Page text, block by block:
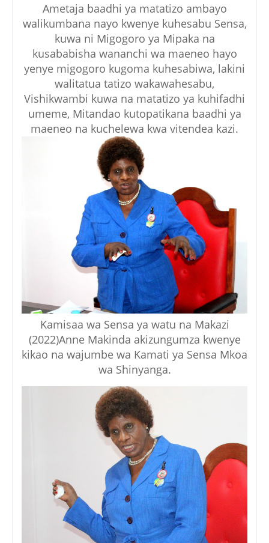
Ametaja baadhi ya matatizo ambayo
walikumbana nayo kwenye kuhesabu Sensa,
kuwa ni Migogoro ya Mipaka na
kusababisha wananchi wa maeneo hayo
yenye migogoro kugoma kuhesabiwa, lakini
walitatua tatizo wakawahesabu,
Vishikwambi kuwa na matatizo ya kuhifadhi
umeme, Mitandao kutopatikana baadhi ya
maeneo na kuchelewa kwa vitendea kazi.
Kamisaa wa Sensa ya watu na Makazi
(2022)Anne Makinda akizungumza kwenye
kikao na wajumbe wa Kamati ya Sensa Mkoa
wa Shinyanga.